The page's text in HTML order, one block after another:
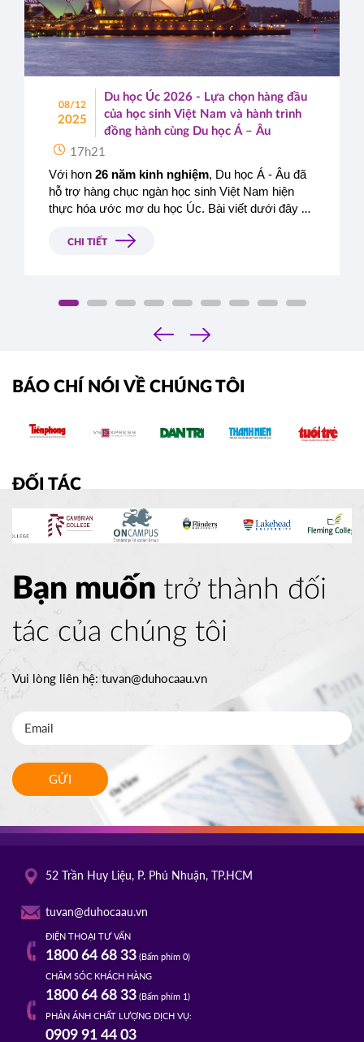
08/12
2025
Du học Úc 2026 - Lựa chọn hàng đầu
của học sinh Việt Nam và hành trình
đồng hành cùng Du học Á – Âu
17h21
Với hơn 26 năm kinh nghiệm, Du học Á - Âu đã
hỗ trợ hàng chục ngàn học sinh Việt Nam hiện
thực hóa ước mơ du học Úc. Bài viết dưới đây sẽ
đồng thời giới thiệu những trường đại học - cao
CHI TIẾT
‹
›
BÁO CHÍ NÓI VỀ CHÚNG TÔI
ĐỐI TÁC
Bạn muốn trở thành đối
tác của chúng tôi
Vui lòng liên hệ:tuvan@duhocaau.vn
GỬI
52 Trần Huy Liệu, P. Phú Nhuận, TP.HCM
tuvan@duhocaau.vn
ĐIỆN THOẠI TƯ VẤN
1800 64 68 33(Bấm phím 0)
CHĂM SÓC KHÁCH HÀNG
1800 64 68 33(Bấm phím 1)
PHẢN ÁNH CHẤT LƯỢNG DỊCH VỤ:
0909 91 44 03